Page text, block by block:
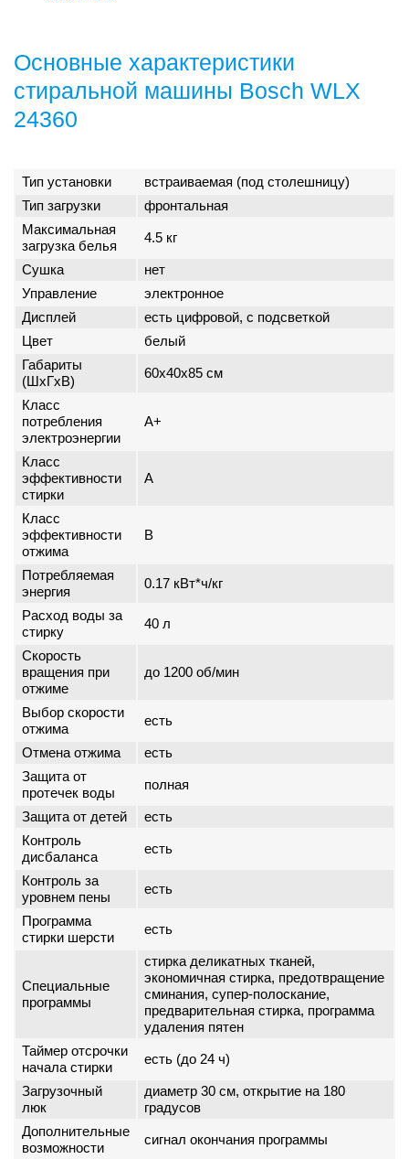
Основные характеристики
стиральной машины Bosch WLX
24360
Тип установки
встраиваемая (под столешницу)
Тип загрузки
фронтальная
Максимальная
загрузка белья
4.5 кг
Сушка
нет
Управление
электронное
Дисплей
есть цифровой, с подсветкой
Цвет
белый
Габариты
(ШxГxВ)
60x40x85 см
Класс
потребления
электроэнергии
A+
Класс
эффективности
стирки
A
Класс
эффективности
отжима
B
Потребляемая
энергия
0.17 кВт*ч/кг
Расход воды за
стирку
40 л
Скорость
вращения при
отжиме
до 1200 об/мин
Выбор скорости
отжима
есть
Отмена отжима
есть
Защита от
протечек воды
полная
Защита от детей
есть
Контроль
дисбаланса
есть
Контроль за
уровнем пены
есть
Программа
стирки шерсти
есть
Специальные
программы
стирка деликатных тканей,
экономичная стирка, предотвращение
сминания, супер-полоскание,
предварительная стирка, программа
удаления пятен
Таймер отсрочки
начала стирки
есть (до 24 ч)
Загрузочный
люк
диаметр 30 см, открытие на 180
градусов
Дополнительные
возможности
сигнал окончания программы